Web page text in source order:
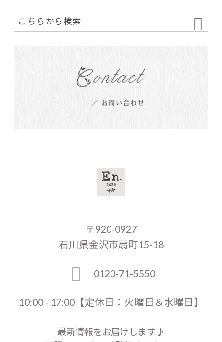
〒920-0927
石川県金沢市扇町15-18
0120-71-5550
10:00 - 17:00【定休日：火曜日＆水曜日】
最新情報をお届けします♪